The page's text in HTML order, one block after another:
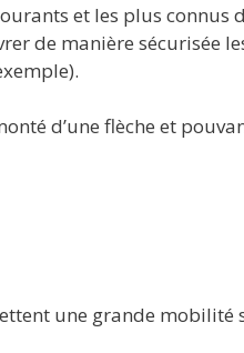
et les plus connus
de manière sécurisée
d’une flèche et
une grande mobilité